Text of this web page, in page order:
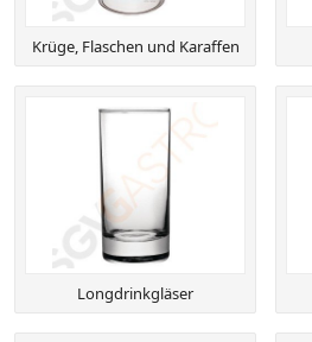
Krüge, Flaschen und Karaffen
Longdrinkgläser